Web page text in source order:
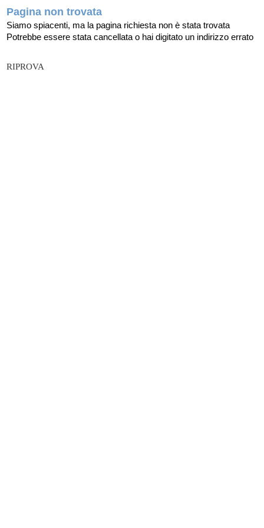
Pagina non trovata
Siamo spiacenti, ma la pagina richiesta non è stata trovata
Potrebbe essere stata cancellata o hai digitato un indirizzo errato
RIPROVA